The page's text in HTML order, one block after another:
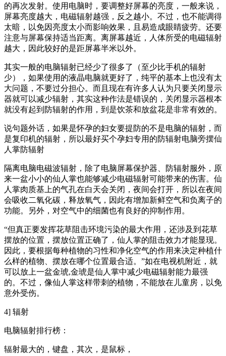
的再次发射。使用电脑时，要调整好屏幕的亮度，一般来说，
屏幕亮度越大，电磁辐射越强，反之越小。不过，也不能调得
太暗，以免因亮度太小而影响效果，且易造成眼睛疲劳。还要
注意与屏幕保持适当距离。离屏幕越近，人体所受的电磁辐射
越大，因此较好的是距屏幕半米以外。
其实一般的电脑辐射已经少了很多了（至少比手机的辐射
少），如果使用的液晶电脑就更好了，纯平的基本上也没有太
大问题，不要过分担心。而且现在有许多人认为只要关闭显示
器就可以减少辐射，其实这种作法是错误的，关闭显示器根本
就没有起到防辐射的作用，到是饮茶和放盆花是非常有效的。
说句题外话，如果是怀孕的妇女要提防的不是电脑的辐射，而
是复印机的辐射，所以最好买个孕妇专用的防辐射电脑旁摆仙
人掌防辐射
隔离电脑电磁波辐射，除了电脑屏幕保护器、防辐射服外，原
来一盆小小的仙人掌也能够减少电磁辐射可能带来的伤害。仙
人掌肉质基上的气孔在白天会关闭，夜间会打开，所以在夜间
会吸收二氧化碳，释放氧气，因此有增加新鲜空气和负离子的
功能。另外，对空气中的细菌也有良好的抑制作用。
“但真正要发挥花草阻击环境污染的最大作用，还涉及到花草
摆放的位置，摆放位置正确了，仙人掌的阻击效力才能显现。
因此，要根据每种植物的习性和净化空气的作用来决定种植什
么样的植物、摆放在哪个位置最合适。”如在电视机附近，就
可以放上一盆金琥,金琥是仙人掌中减少电磁辐射能力最强
的。不过，像仙人掌这样带刺的植物，不能放在儿童房，以免
意外受伤。
4] 辐射
电脑辐射排行榜：
辐射最大的，键盘，其次，是鼠标，